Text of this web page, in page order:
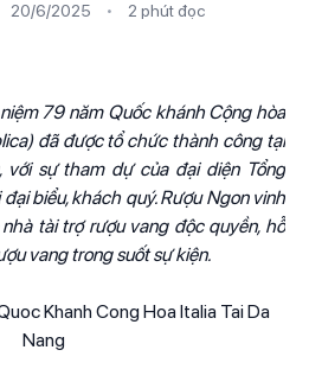
20/6/2025 • 2 phútđọc
79 năm Quốc khánh Cộng hòa
đã được tổ chức thành công tại
với sự tham dự của đại diện Tổng
biểu, khách quý. Rượu Ngon vinh
tài trợ rượu vang độc quyền, hỗ
vang trong suốt sự kiện.